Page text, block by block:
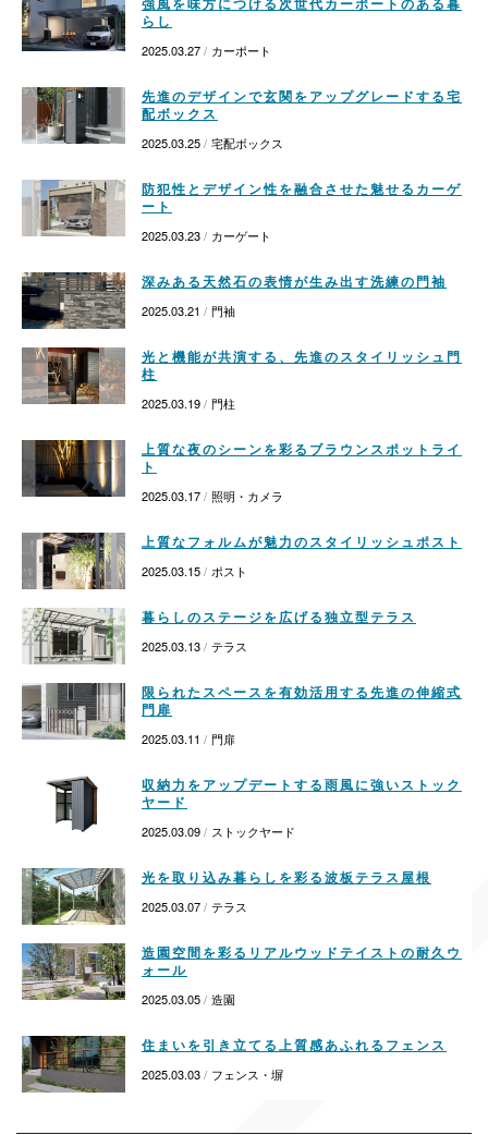
らし
2025.03.27 カーポート
先進のデザインで玄関をアップグレードする宅
配ボックス
2025.03.25 宅配ボックス
防犯性とデザイン性を融合させた魅せるカーゲ
ート
2025.03.23 カーゲート
深みある天然石の表情が生み出す洗練の門袖
2025.03.21 門袖
光と機能が共演する、先進のスタイリッシュ門
柱
2025.03.19 門柱
上質な夜のシーンを彩るブラウンスポットライ
ト
2025.03.17 照明・カメラ
上質なフォルムが魅力のスタイリッシュポスト
2025.03.15 ポスト
暮らしのステージを広げる独立型テラス
2025.03.13 テラス
限られたスペースを有効活用する先進の伸縮式
門扉
2025.03.11 門扉
収納力をアップデートする雨風に強いストック
ヤード
2025.03.09 ストックヤード
光を取り込み暮らしを彩る波板テラス屋根
2025.03.07 テラス
造園空間を彩るリアルウッドテイストの耐久ウ
ォール
2025.03.05 造園
住まいを引き立てる上質感あふれるフェンス
2025.03.03 フェンス・塀